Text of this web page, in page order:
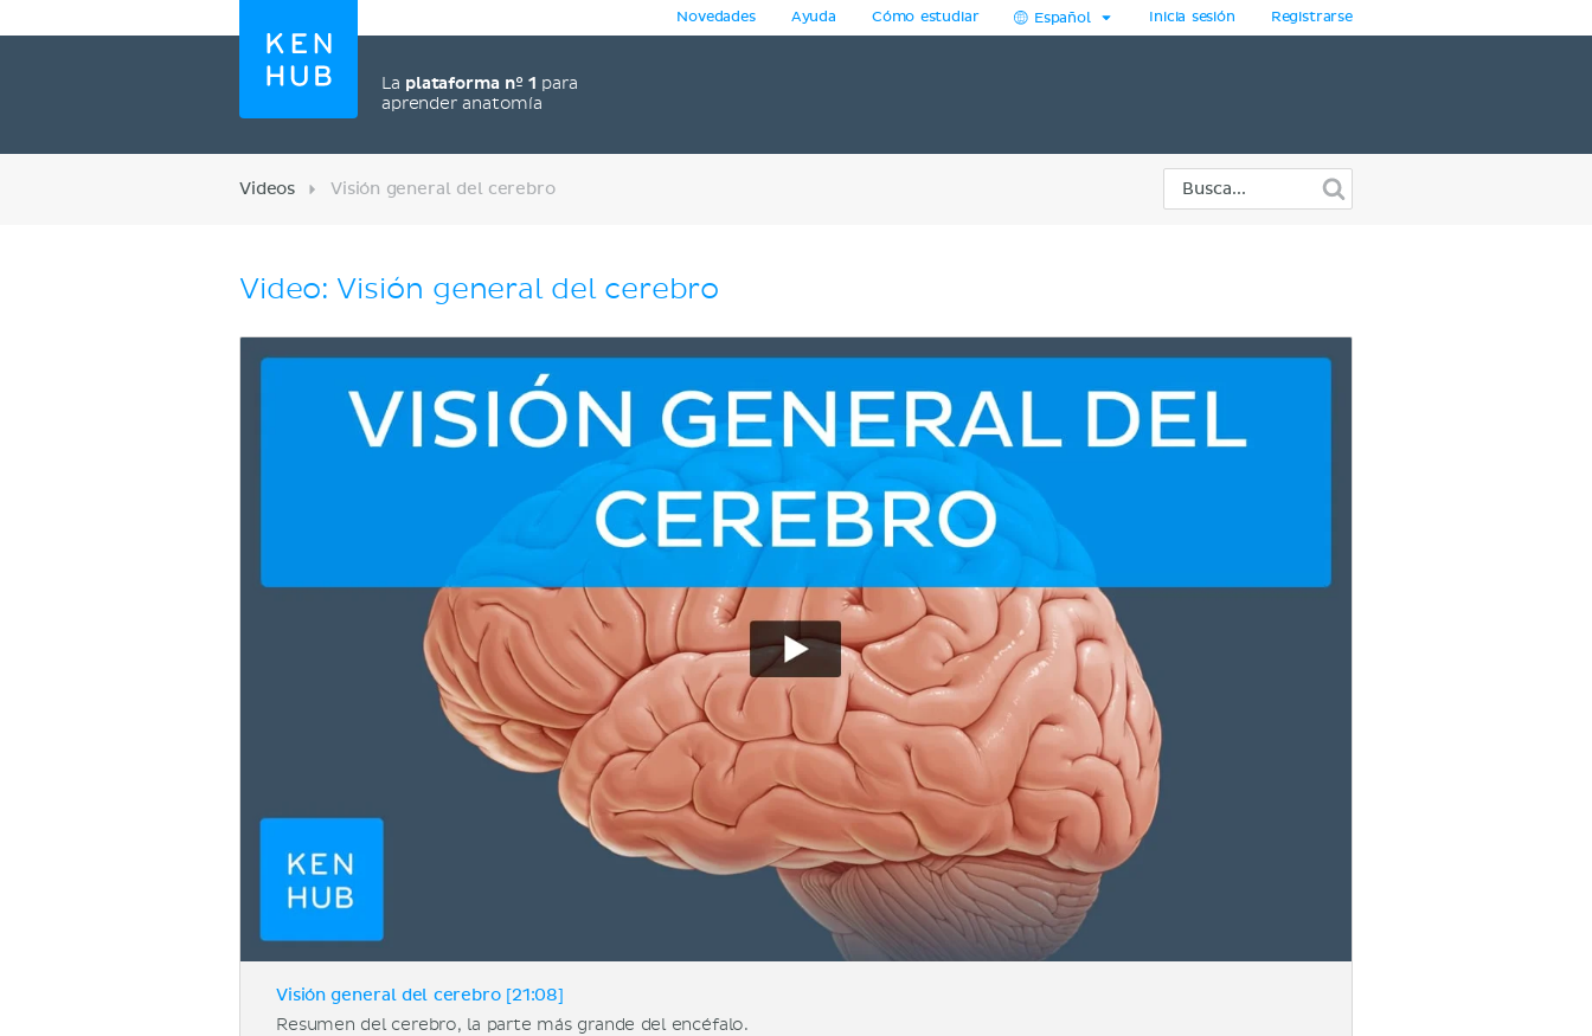
La plataforma nº 1 para
aprender anatomía
Novedades Ayuda Cómo estudiar Español Inicia sesión Registrarse
Videos Visión general del cerebro
Video: Visión general del cerebro
Visión general del cerebro [21:08]
Resumen del cerebro, la parte más grande del encéfalo.